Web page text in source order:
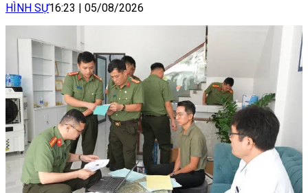
HÌNH SỰ16:23 | 05/08/2026